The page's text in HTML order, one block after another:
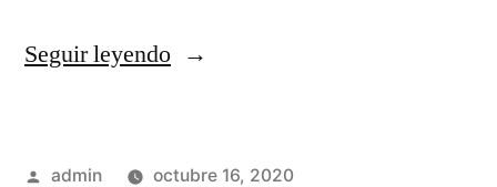
Seguir leyendo«Trabajos
Publicado
admin
octubre 16, 2020